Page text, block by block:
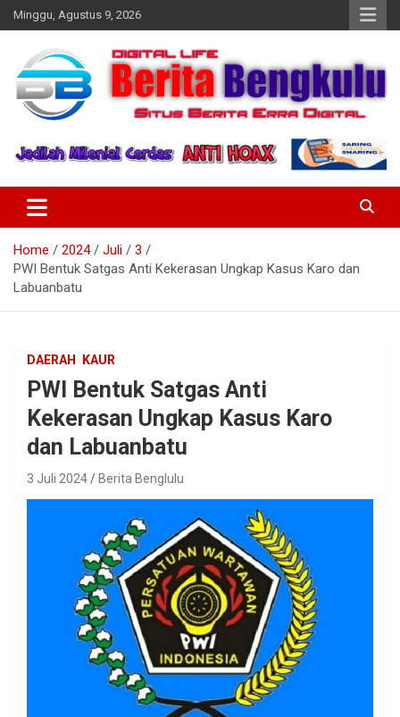
Skip
to
Minggu, Agustus 9, 2026
Beritabengkulu.id
Home 2024 Juli
3
PWI Bentuk Satgas Anti Kekerasan Ungkap Kasus Karo dan
Labuanbatu
DAERAH KAUR
PWI Bentuk Satgas Anti
Kekerasan Ungkap Kasus Karo
dan Labuanbatu
3 Juli 2024 Berita Benglulu